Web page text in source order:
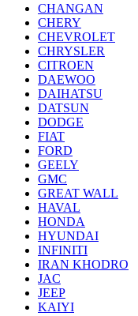
CHANGAN
CHERY
CHEVROLET
CHRYSLER
CITROEN
DAEWOO
DAIHATSU
DATSUN
DODGE
FIAT
FORD
GEELY
GMC
GREAT WALL
HAVAL
HONDA
HYUNDAI
INFINITI
IRAN KHODRO
JAC
JEEP
KAIYI